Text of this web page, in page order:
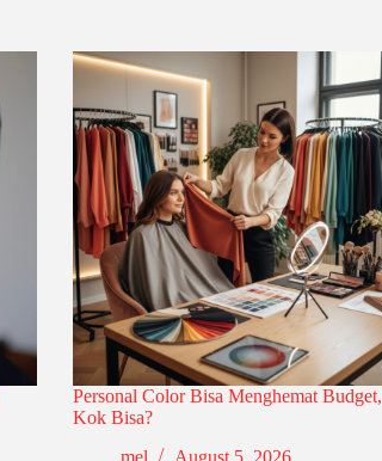
Personal Color Bisa Menghemat Budget,
Kok Bisa?
mel
August 5, 2026